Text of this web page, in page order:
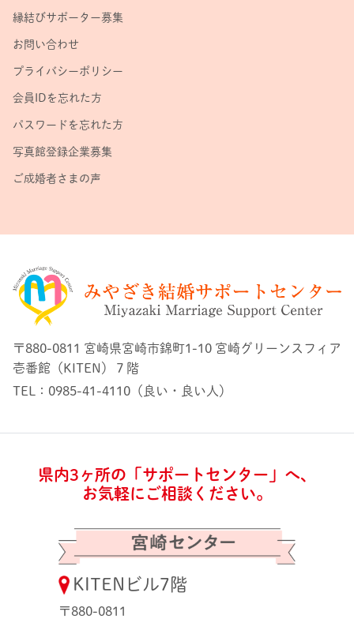
縁結びサポーター募集
お問い合わせ
プライバシーポリシー
会員IDを忘れた方
パスワードを忘れた方
写真館登録企業募集
ご成婚者さまの声
〒880-0811 宮崎県宮崎市錦町1-10 宮崎グリーンスフィア
壱番館（KITEN）７階
TEL：0985-41-4110（良い・良い人）
県内3ヶ所の「サポートセンター」へ、
お気軽にご相談ください。
KITENビル7階
〒880-0811